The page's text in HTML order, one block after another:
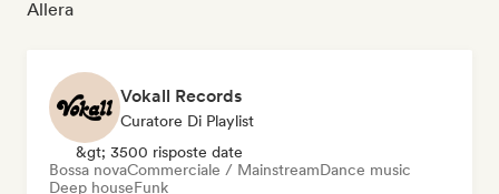
Allera
Vokall Records
Curatore Di Playlist
&gt; 3500 risposte date
Bossa novaCommerciale / MainstreamDance music
Deep houseFunk